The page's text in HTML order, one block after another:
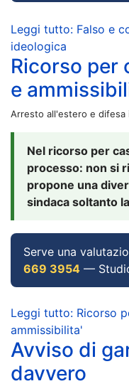
Leggi tutto: Falso e
ideologica
Ricorso per
e
Arresto all'estero e difesa
Nel ricorso per
processo: non si
propone una
sindaca soltanto
Serve una
669 3954 —
Leggi tutto: Ricorso
ammissibilita'
Avviso di
davvero